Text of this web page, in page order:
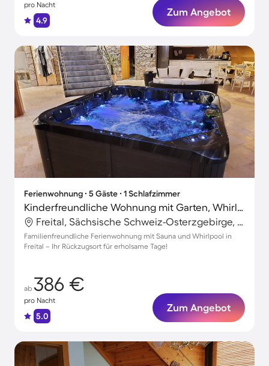
pro Nacht
4.9
Zum Angebot
Ferienwohnung ∙ 5 Gäste ∙ 1 Schlafzimmer
Kinderfreundliche Wohnung mit Garten, Whirlpool und Sauna
Freital, Sächsische Schweiz-Osterzgebirge, Deutschland
Familienfreundliche Ferienwohnung mit Sauna und Whirlpool in
Freital – Ihr Rückzugsort für erholsame Tage!
ab 386 €
pro Nacht
5.0
Zum Angebot